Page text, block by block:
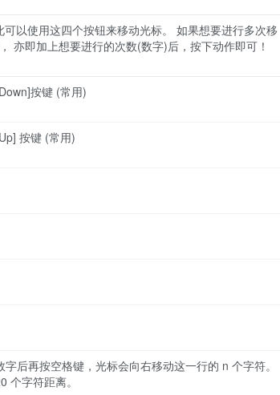
以使用这四个按钮来移动光标。 如果想要进行多次移
亦即加上想要进行的次数(数字)后，按下动作即可！
按键 (常用)
按键 (常用)
后再按空格键，光标会向右移动这一行的 n 个字符。
个字符距离。